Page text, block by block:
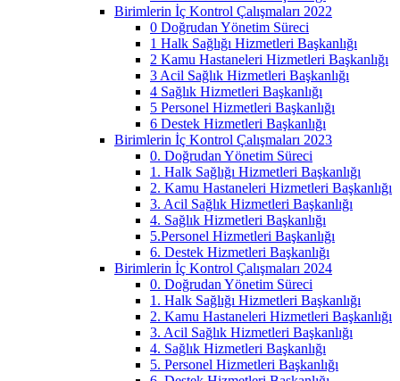
Birimlerin İç Kontrol Çalışmaları 2022
0 Doğrudan Yönetim Süreci
1 Halk Sağlığı Hizmetleri Başkanlığı
2 Kamu Hastaneleri Hizmetleri Başkanlığı
3 Acil Sağlık Hizmetleri Başkanlığı
4 Sağlık Hizmetleri Başkanlığı
5 Personel Hizmetleri Başkanlığı
6 Destek Hizmetleri Başkanlığı
Birimlerin İç Kontrol Çalışmaları 2023
0. Doğrudan Yönetim Süreci
1. Halk Sağlığı Hizmetleri Başkanlığı
2. Kamu Hastaneleri Hizmetleri Başkanlığı
3. Acil Sağlık Hizmetleri Başkanlığı
4. Sağlık Hizmetleri Başkanlığı
5.Personel Hizmetleri Başkanlığı
6. Destek Hizmetleri Başkanlığı
Birimlerin İç Kontrol Çalışmaları 2024
0. Doğrudan Yönetim Süreci
1. Halk Sağlığı Hizmetleri Başkanlığı
2. Kamu Hastaneleri Hizmetleri Başkanlığı
3. Acil Sağlık Hizmetleri Başkanlığı
4. Sağlık Hizmetleri Başkanlığı
5. Personel Hizmetleri Başkanlığı